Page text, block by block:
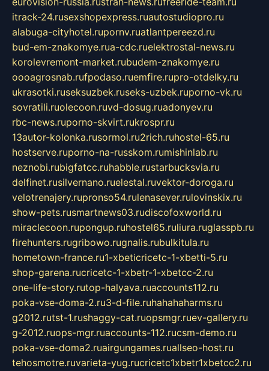
itrack-24.rusexshopexpress.ruautostudiopro.ru
alabuga-cityhotel.rupornv.ruatlantpereezd.ru
bud-em-znakomye.rua-cdc.ruelektrostal-news.ru
korolevremont-market.rubudem-znakomye.ru
oooagrosnab.rufpodaso.ruemfire.rupro-otdelky.ru
ukrasotki.ruseksuzbek.ruseks-uzbek.ruporno-vk.ru
sovratili.ruolecoon.ruvd-dosug.ruadonyev.ru
rbc-news.ruporno-skvirt.rukrospr.ru
13autor-kolonka.rusormol.ru2rich.ruhostel-65.ru
hostserve.ruporno-na-russkom.rumishinlab.ru
neznobi.rubigfatcc.ruhabble.rustarbucksvia.ru
delfinet.rusilvernano.ruelestal.ruvektor-doroga.ru
velotrenajery.rupronso54.rulenasever.rulovinskix.ru
show-pets.rusmartnews03.rudiscofoxworld.ru
miraclecoon.rupongup.ruhostel65.ruliura.ruglasspb.ru
firehunters.rugribowo.rugnalis.rubulkitula.ru
hometown-france.ru1-xbeticricetc-1-xbetti-5.ru
shop-garena.rucricetc-1-xbetr-1-xbetcc-2.ru
one-life-story.rutop-halyava.ruaccounts112.ru
poka-vse-doma-2.ru3-d-file.ruhahahaharms.ru
g2012.rutst-1.rushaggy-cat.ruopsmgr.ruev-gallery.ru
g-2012.ruops-mgr.ruaccounts-112.rucsm-demo.ru
poka-vse-doma2.ruairgungames.ruallseo-host.ru
tehosmotre.ruvarieta-yug.rucricetc1xbetr1xbetcc2.ru